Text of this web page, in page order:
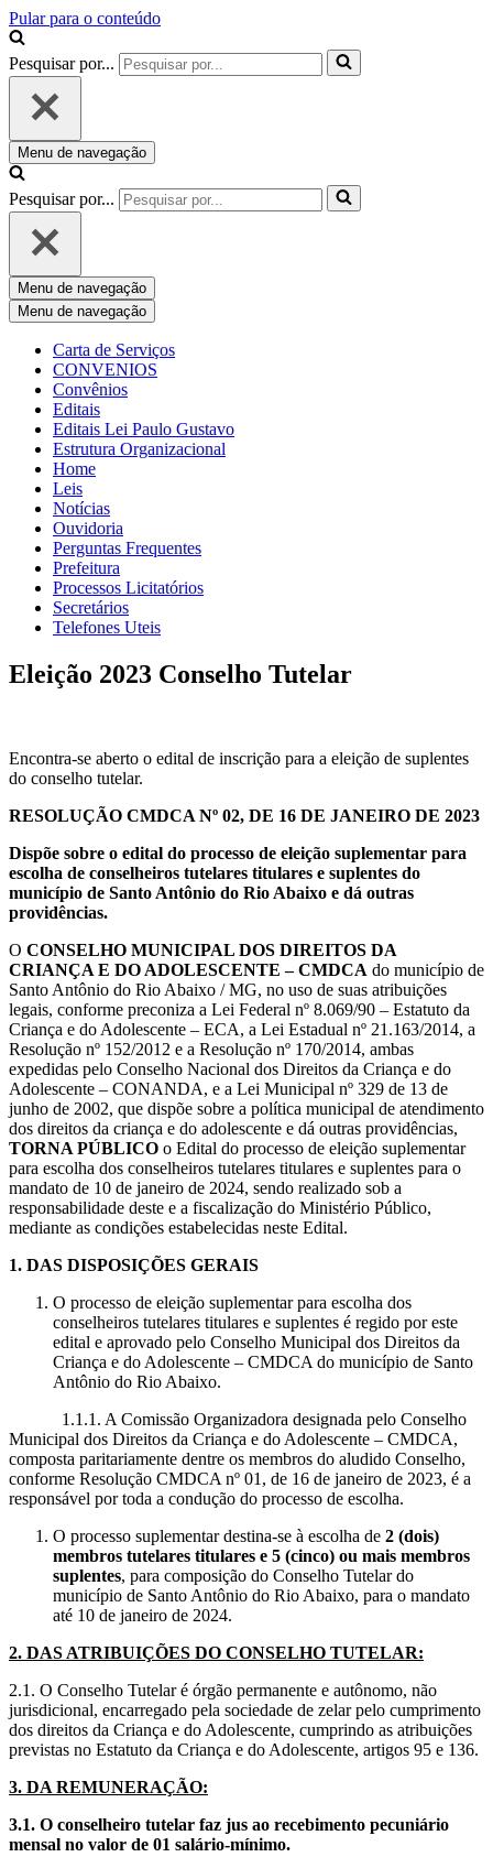
Pular para o conteúdo
Pesquisar por...
Menu de navegação
Pesquisar por...
Menu de navegação
Menu de navegação
Carta de Serviços
CONVENIOS
Convênios
Editais
Editais Lei Paulo Gustavo
Estrutura Organizacional
Home
Leis
Notícias
Ouvidoria
Perguntas Frequentes
Prefeitura
Processos Licitatórios
Secretários
Telefones Uteis
Eleição 2023 Conselho Tutelar
Encontra-se aberto o edital de inscrição para a eleição de suplentes
do conselho tutelar.
RESOLUÇÃO CMDCA Nº 02, DE 16 DE JANEIRO DE 2023
Dispõe sobre o edital do processo de eleição suplementar para
escolha de conselheiros tutelares titulares e suplentes do
município de Santo Antônio do Rio Abaixo e dá outras
providências.
O CONSELHO MUNICIPAL DOS DIREITOS DA
CRIANÇA E DO ADOLESCENTE – CMDCA do município de
Santo Antônio do Rio Abaixo / MG, no uso de suas atribuições
legais, conforme preconiza a Lei Federal nº 8.069/90 – Estatuto da
Criança e do Adolescente – ECA, a Lei Estadual nº 21.163/2014, a
Resolução nº 152/2012 e a Resolução nº 170/2014, ambas
expedidas pelo Conselho Nacional dos Direitos da Criança e do
Adolescente – CONANDA, e a Lei Municipal nº 329 de 13 de
junho de 2002, que dispõe sobre a política municipal de atendimento
dos direitos da criança e do adolescente e dá outras providências,
TORNA PÚBLICO o Edital do processo de eleição suplementar
para escolha dos conselheiros tutelares titulares e suplentes para o
mandato de 10 de janeiro de 2024, sendo realizado sob a
responsabilidade deste e a fiscalização do Ministério Público,
mediante as condições estabelecidas neste Edital.
1. DAS DISPOSIÇÕES GERAIS
O processo de eleição suplementar para escolha dos
conselheiros tutelares titulares e suplentes é regido por este
edital e aprovado pelo Conselho Municipal dos Direitos da
Criança e do Adolescente – CMDCA do município de Santo
Antônio do Rio Abaixo.
1.1.1. A Comissão Organizadora designada pelo Conselho
Municipal dos Direitos da Criança e do Adolescente – CMDCA,
composta paritariamente dentre os membros do aludido Conselho,
conforme Resolução CMDCA nº 01, de 16 de janeiro de 2023, é a
responsável por toda a condução do processo de escolha.
O processo suplementar destina-se à escolha de 2 (dois)
membros tutelares titulares e 5 (cinco) ou mais membros
suplentes, para composição do Conselho Tutelar do
município de Santo Antônio do Rio Abaixo, para o mandato
até 10 de janeiro de 2024.
2. DAS ATRIBUIÇÕES DO CONSELHO TUTELAR:
2.1. O Conselho Tutelar é órgão permanente e autônomo, não
jurisdicional, encarregado pela sociedade de zelar pelo cumprimento
dos direitos da Criança e do Adolescente, cumprindo as atribuições
previstas no Estatuto da Criança e do Adolescente, artigos 95 e 136.
3. DA REMUNERAÇÃO:
3.1. O conselheiro tutelar faz jus ao recebimento pecuniário
mensal no valor de 01 salário-mínimo.